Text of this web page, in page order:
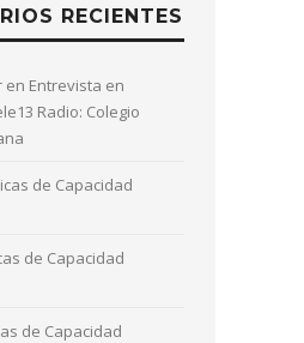
RECIENTES
en Entrevista en
Radio: Colegio
de Capacidad
de Capacidad
de Capacidad